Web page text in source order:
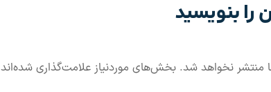
را بنویسید
منتشر نخواهد شد. بخش‌های موردنیاز علامت‌گذاری شده‌اند